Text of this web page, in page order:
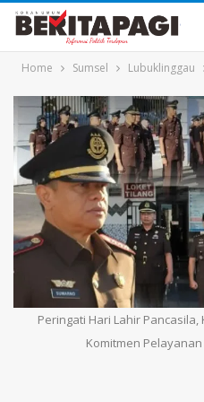
Home Sumsel Lubuklinggau
Peringati Hari Lahir
Komitmen